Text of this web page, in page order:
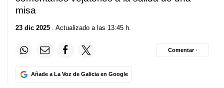
misa
23 dic 2025 . Actualizado a las 13:45 h.
Añade a La Voz de Galicia en Google
Comentar ·